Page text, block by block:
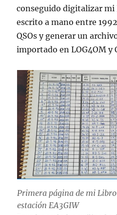
conseguido digitalizar mi
escrito a mano entre
QSOs y generar un
importado en LOG4OM y
Primera página de mi
estación EA3GIW